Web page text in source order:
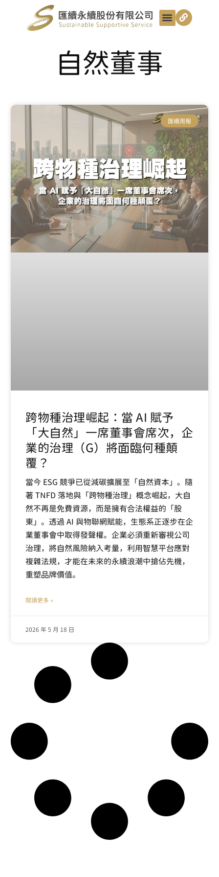
自然董事
匯續周報
跨物種治理崛起：當 AI 賦予
「大自然」一席董事會席次，企
業的治理（G）將面臨何種顛
覆？
當今 ESG 競爭已從減碳擴展至「自然資本」。隨
著 TNFD 落地與「跨物種治理」概念崛起，大自
然不再是免費資源，而是擁有合法權益的「股
東」。透過 AI 與物聯網賦能，生態系正逐步在企
業董事會中取得發聲權。企業必須重新審視公司
治理，將自然風險納入考量，利用智慧平台應對
複雜法規，才能在未來的永續浪潮中搶佔先機，
重塑品牌價值。
閱讀更多 »
2026 年 5 月 18 日